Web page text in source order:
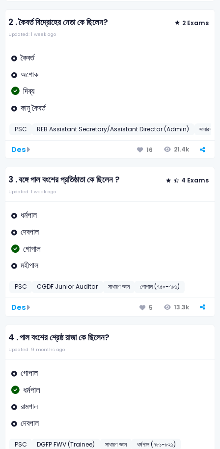
2 .কৈবর্ত বিদ্রোহের নেতা কে ছিলেন? 2 Exams
Updated: 1 week ago
কৈবর্ত
অশোক
দিব্য
কানু কৈবর্ত
PSC REB Assistant Secretary/Assistant Director (Admin) সাধারণ
Des 16 21.4k
3 .বঙ্গে পাল বংশের প্রতিষ্ঠাতা কে ছিলেন ? 4 Exams
Updated: 1 week ago
ধর্মপাল
দেবপাল
গোপাল
মহীপাল
PSC CGDF Junior Auditor সাধারণ জ্ঞান গোপাল (৭৫০-৭৮১)
Des 5 13.3k
4 .পাল বংশের শ্রেষ্ঠ রাজা কে ছিলেন?
Updated: 9 months ago
গোপাল
ধর্মপাল
রামপাল
দেবপাল
PSC DGFP FWV (Trainee) সাধারণ জ্ঞান ধর্মপাল (৭৮১-৮২১)